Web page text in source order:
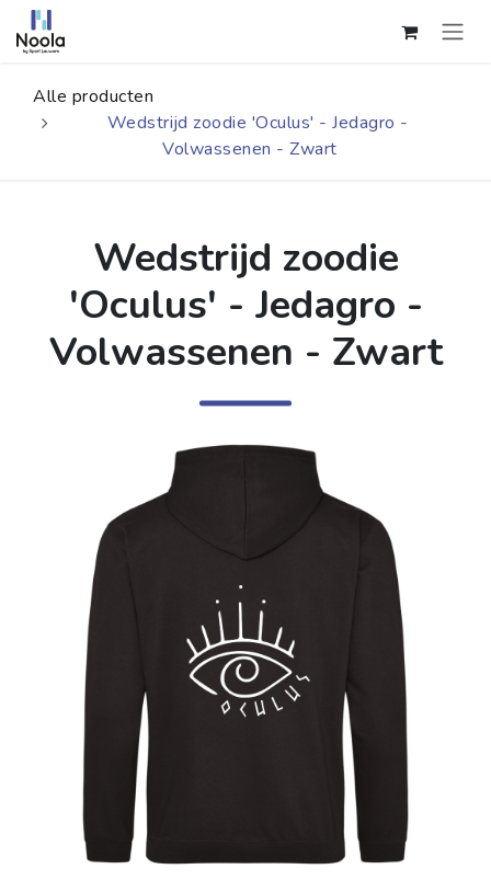
Overslaan naar inhoud
Alle producten
Wedstrijd zoodie 'Oculus' - Jedagro -
Volwassenen - Zwart
Wedstrijd zoodie
'Oculus' - Jedagro -
Volwassenen - Zwart